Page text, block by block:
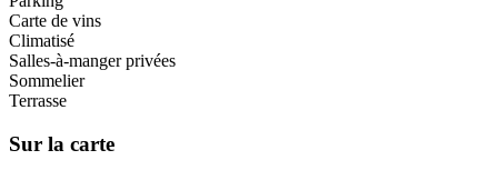
Carte de vins
Climatisé
Salles-à-manger privées
Sommelier
Terrasse
Sur la carte